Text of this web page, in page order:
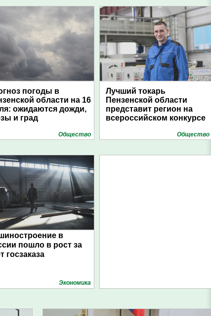
погоды в
области на 16
ожидаются дожди,
и град
Общество
Лучший токарь
Пензенской области
представит регион на
всероссийском конкурсе
Общество
в
пошло в рост за
госзаказа
Экономика